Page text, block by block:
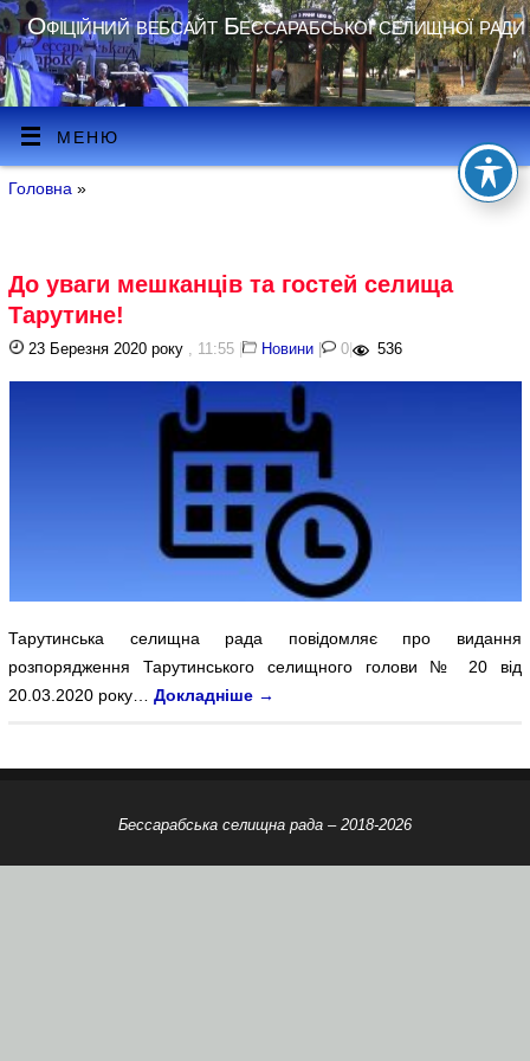
Офіційний вебсайт Бессарабської селищної ради
МЕНЮ
Головна »
До уваги мешканців та гостей селища
Тарутине!
23 Березня 2020 року , 11:55 | Новини | 0 | 536
Тарутинська селищна рада повідомляє про видання
розпорядження Тарутинського селищного голови № 20 від
20.03.2020 року…Докладніше →
Бессарабська селищна рада – 2018-2026